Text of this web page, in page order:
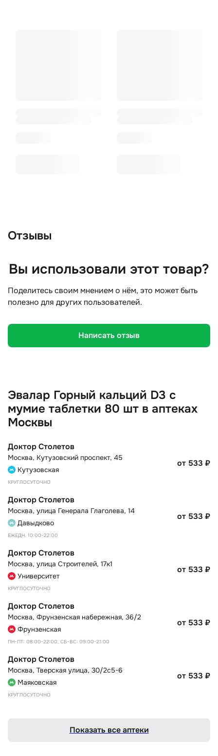
Отзывы
Вы использовали этот товар?
Поделитесь своим мнением о нём, это может быть
полезно для других пользователей.
Написать отзыв
Эвалар Горный кальций D3 с
мумие таблетки 80 шт в аптеках
Москвы
Доктор Столетов
Москва, Кутузовский проспект, 45
Кутузовская
КРУГЛОСУТОЧНО
от 533 ₽
Доктор Столетов
Москва, улица Генерала Глаголева, 14
Давыдково
ЕЖЕДН. 10:00-22:00
от 533 ₽
Доктор Столетов
Москва, улица Строителей, 17к1
Университет
КРУГЛОСУТОЧНО
от 533 ₽
Доктор Столетов
Москва, Фрунзенская набережная, 36/2
Фрунзенская
ПН-ПТ: 08:00-22:00, СБ-ВС: 09:00-21:00
от 533 ₽
Доктор Столетов
Москва, Тверская улица, 30/2с5-6
Маяковская
КРУГЛОСУТОЧНО
от 533 ₽
Показать все аптеки